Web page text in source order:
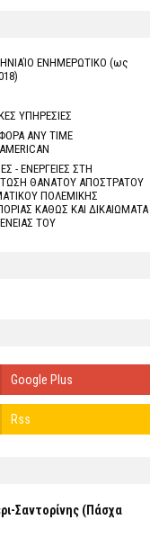
ΕΝΗΜΕΡΩΤΙΚΟ (ως
ΥΠΗΡΕΣΙΕΣ
ANY TIME
- ΕΝΕΡΓΕΙΕΣ ΣΤΗ
ΘΑΝΑΤΟΥ ΑΠΟΣΤΡΑΤΟΥ
ΠΟΛΕΜΙΚΗΣ
ΚΑΘΩΣ ΚΑΙ ΔΙΚΑΙΩΜΑΤΑ
ΤΟΥ
Σαντορίνης (Πάσχα